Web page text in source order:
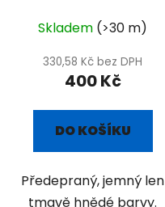
Skladem (>30 m)
330,58 Kč bez DPH
400 Kč
DO KOŠÍKU
Předepraný, jemný len
tmavě hnědé barvy.